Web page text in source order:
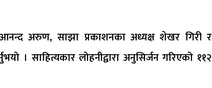
आनन्द अरुण, साझा प्रकाशनका अध्यक्ष शेखर गिरी र
। साहित्यकार लोहनीद्वारा अनुसिर्जन गरिएको ११२